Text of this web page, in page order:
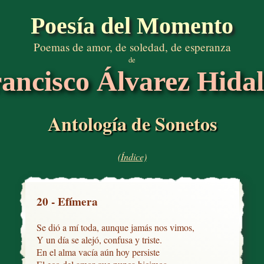
Poesía del Momento
Poemas de amor, de soledad, de esperanza
de
Álvarez
Antología de Sonetos
(Índice)
20 - Efímera
Se dió a mí toda, aunque jamás nos vimos,
Y un día se alejó, confusa y triste.
En el alma vacía aún hoy persiste